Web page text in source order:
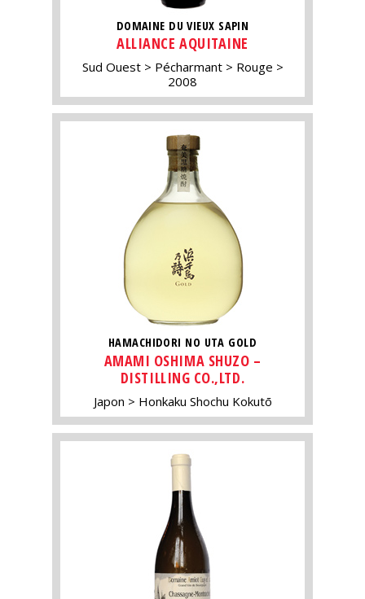
DOMAINE DU VIEUX SAPIN
ALLIANCE AQUITAINE
Sud Ouest Pécharmant
Rouge
2008
HAMACHIDORI NO UTA GOLD
AMAMI OSHIMA SHUZO –
DISTILLING CO.,LTD.
Japon Honkaku Shochu Kokutō